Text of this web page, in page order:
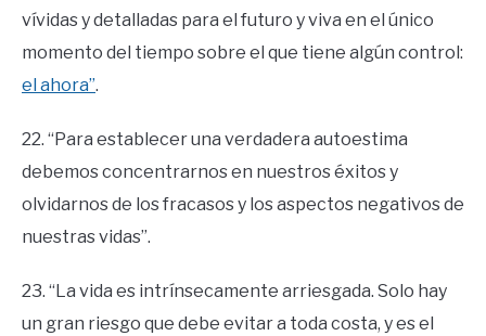
vívidas y detalladas para el futuro y viva en el único
momento del tiempo sobre el que tiene algún control:
el ahora”.
22. “Para establecer una verdadera autoestima
debemos concentrarnos en nuestros éxitos y
olvidarnos de los fracasos y los aspectos negativos de
nuestras vidas”.
23. “La vida es intrínsecamente arriesgada. Solo hay
un gran riesgo que debe evitar a toda costa, y es el